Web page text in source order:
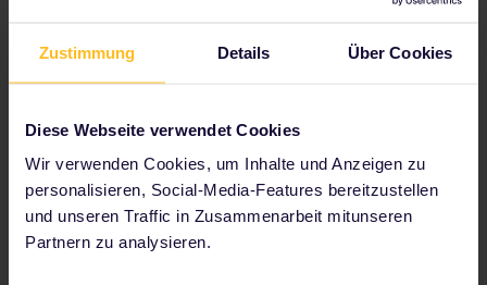
Zustimmung Details Über Cookies
Diese Webseite verwendet Cookies
Wir verwenden Cookies, um Inhalte und Anzeigen zu
personalisieren, Social-Media-Features bereitzustellen
und unseren Traffic in Zusammenarbeit mitunseren
Partnern zu analysieren.
Start planning your Interrail adventure now:
Read about making reservations
Book your hostel accommodation
Get discounts with your Pass